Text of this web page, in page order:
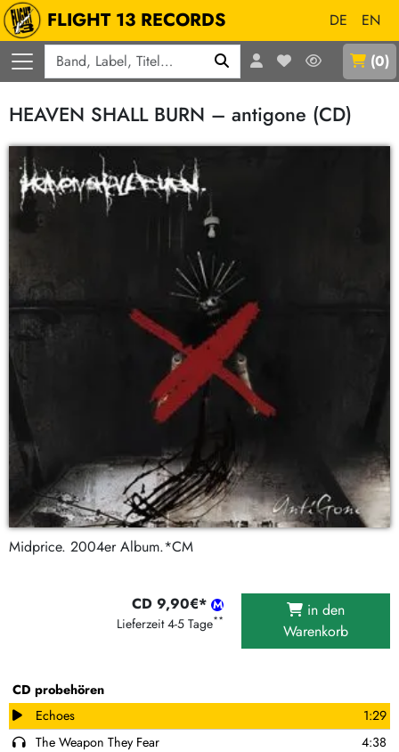
FLIGHT 13 RECORDS DE
EN
(0)
HEAVEN SHALL BURN – antigone (CD)
Midprice. 2004er Album.*CM
CD probehören
Echoes
1:29
The Weapon They Fear
4:38
CD 9,90€*
Lieferzeit 4-5 Tage**
in den
Warenkorb